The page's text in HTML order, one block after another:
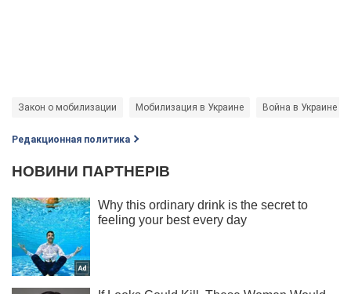
Закон о мобилизации Мобилизация в Украине Война в Украине
Редакционная политика